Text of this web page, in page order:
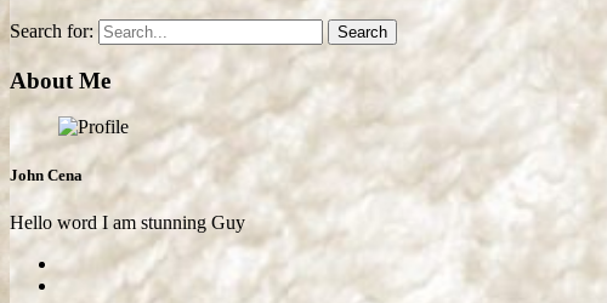
Search for:
About Me
John Cena
Hello word I am stunning Guy